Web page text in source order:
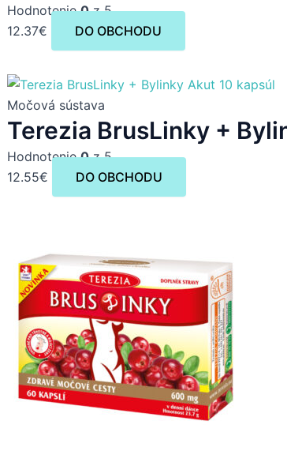
Hodnotenie0z 5
12.37€ DO OBCHODU
Močová sústava
Terezia BrusLinky +
Hodnotenie0z 5
12.55€ DO OBCHODU